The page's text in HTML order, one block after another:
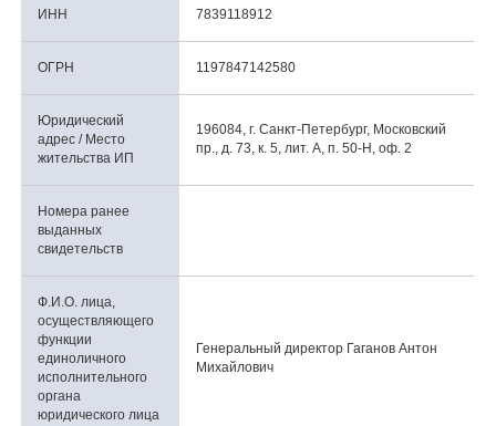
ИНН 7839118912
ОГРН 1197847142580
Юридический
адрес / Место
жительства ИП
196084, г. Санкт-Петербург, Московский
пр., д. 73, к. 5, лит. А, п. 50-Н, оф. 2
Номера ранее
выданных
свидетельств
Ф.И.О. лица,
осуществляющего
функции
единоличного
исполнительного
органа
юридического лица
Генеральный директор Гаганов Антон
Михайлович